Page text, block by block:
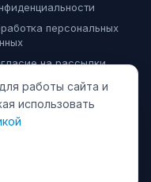
персональных
на рассылки
защищены.
для работы сайта и
использовать